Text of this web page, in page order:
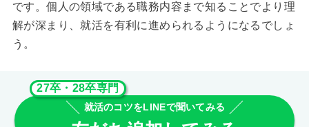
です。個人の領域である職務内容まで知ることでより理
解が深まり、就活を有利に進められるようになるでしょ
う。
27卒・28卒専門
就活のコツをLINEで聞いてみる